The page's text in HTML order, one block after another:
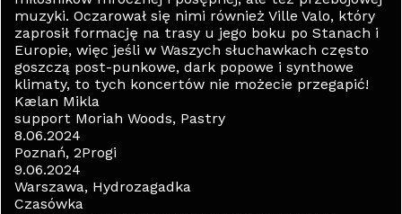
muzyki. Oczarował się nimi również Ville Valo, który
zaprosił formację na trasy u jego boku po Stanach i
Europie, więc jeśli w Waszych słuchawkach często
goszczą post-punkowe, dark popowe i synthowe
klimaty, to tych koncertów nie możecie przegapić!
Kælan Mikla
support Moriah Woods, Pastry
8.06.2024
Poznań, 2Progi
9.06.2024
Warszawa, Hydrozagadka
Czasówka